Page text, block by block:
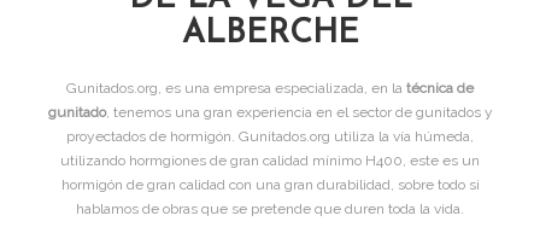
ALBERCHE
Gunitados.org, es una empresa especializada, en la técnica de
gunitado, tenemos una gran experiencia en el sector de gunitados y
proyectados de hormigón. Gunitados.org utiliza la vía húmeda,
utilizando hormgiones de gran calidad mínimo H400, este es un
hormigón de gran calidad con una gran durabilidad, sobre todo si
hablamos de obras que se pretende que duren toda la vida.